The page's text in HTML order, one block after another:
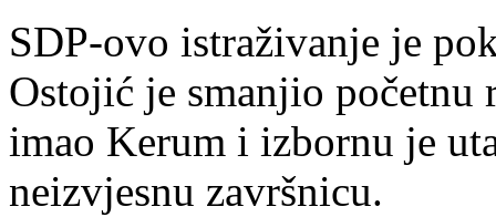
SDP-ovo istraživanje je
Ostojić je smanjio početnu
imao Kerum i izbornu je
neizvjesnu završnicu.